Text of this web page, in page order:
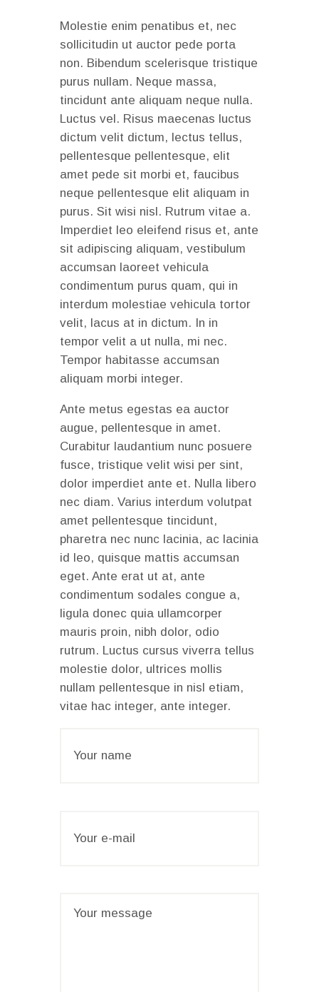
Molestie enim penatibus et, nec
sollicitudin ut auctor pede porta
non. Bibendum scelerisque tristique
purus nullam. Neque massa,
tincidunt ante aliquam neque nulla.
Luctus vel. Risus maecenas luctus
dictum velit dictum, lectus tellus,
pellentesque pellentesque, elit
amet pede sit morbi et, faucibus
neque pellentesque elit aliquam in
purus. Sit wisi nisl. Rutrum vitae a.
Imperdiet leo eleifend risus et, ante
sit adipiscing aliquam, vestibulum
accumsan laoreet vehicula
condimentum purus quam, qui in
interdum molestiae vehicula tortor
velit, lacus at in dictum. In in
tempor velit a ut nulla, mi nec.
Tempor habitasse accumsan
aliquam morbi integer.
Ante metus egestas ea auctor
augue, pellentesque in amet.
Curabitur laudantium nunc posuere
fusce, tristique velit wisi per sint,
dolor imperdiet ante et. Nulla libero
nec diam. Varius interdum volutpat
amet pellentesque tincidunt,
pharetra nec nunc lacinia, ac lacinia
id leo, quisque mattis accumsan
eget. Ante erat ut at, ante
condimentum sodales congue a,
ligula donec quia ullamcorper
mauris proin, nibh dolor, odio
rutrum. Luctus cursus viverra tellus
molestie dolor, ultrices mollis
nullam pellentesque in nisl etiam,
vitae hac integer, ante integer.